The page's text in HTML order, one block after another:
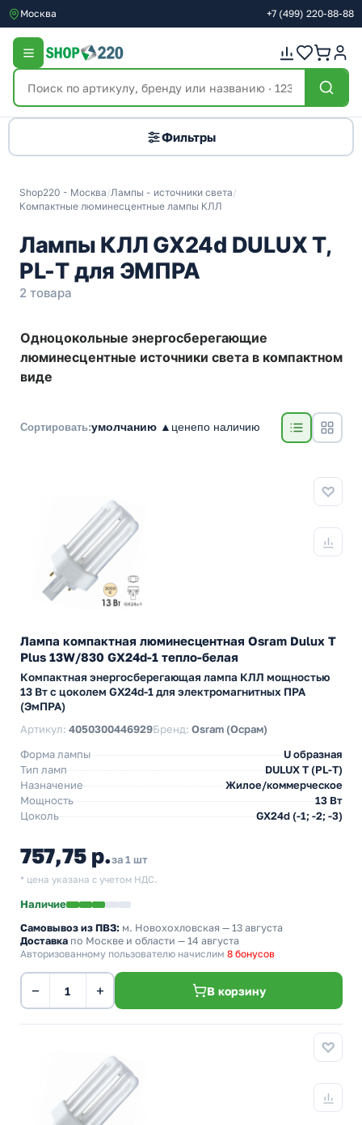
Москва +7 (499) 220-88-88
Фильтры
Shop220 - Москва/Лампы - источники света/
Компактные люминесцентные лампы КЛЛ
Лампы КЛЛ GX24d DULUX T,
PL-T для ЭМПРА
2 товара
Одноцокольные энергосберегающие
люминесцентные источники света в компактном
виде
Сортировать:умолчанию ▲ ценепо наличию
Лампа компактная люминесцентная Osram Dulux T
Plus 13W/830 GX24d-1 тепло-белая
Компактная энергосберегающая лампа КЛЛ мощностью
13 Вт с цоколем GX24d-1 для электромагнитных ПРА
(ЭмПРА)
Артикул: 4050300446929Бренд: Osram (Осрам)
Форма лампы
U образная
Тип ламп
DULUX T (PL-T)
Назначение
Жилое/коммерческое
Мощность
13 Вт
Цоколь
GX24d (-1; -2; -3)
757,75 р.за 1 шт
* цена указана с учетом НДС.
Наличие
Самовывоз из ПВЗ: м. Новохохловская — 13 августа
Доставка по Москве и области — 14 августа
Авторизованному пользователю начислим 8 бонусов
− + В корзину